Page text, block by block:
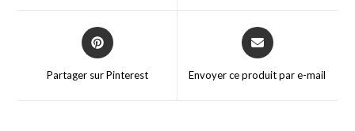
Partager sur Pinterest Envoyer ce produit par e-mail